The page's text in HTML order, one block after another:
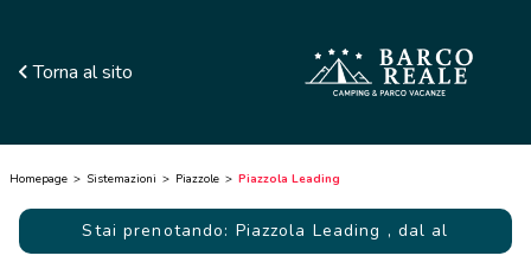
Torna al sito
Homepage Sistemazioni Piazzole Piazzola Leading
Stai prenotando: Piazzola Leading , dal al